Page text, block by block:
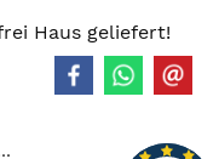
Haus geliefert!